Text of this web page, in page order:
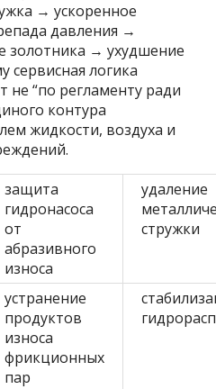
→ ускоренное
давления →
золотника → ухудшение
сервисная логика
не “по регламенту ради
контура
жидкости, воздуха и
защита
гидронасоса
от
абразивного
износа
удаление
стружки
устранение
продуктов
износа
фрикционных
пар